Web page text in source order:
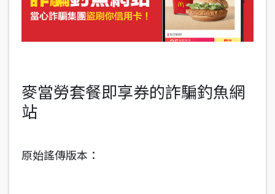
麥當勞套餐即享券的詐騙釣魚網
站
原始謠傳版本：